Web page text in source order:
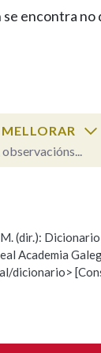
FIGURAS
PORTAL
encontra no
(dir.):
Academia
dicionario>